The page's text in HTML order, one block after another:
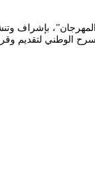
الشعبي في ضيافة
الوطني لتقديم